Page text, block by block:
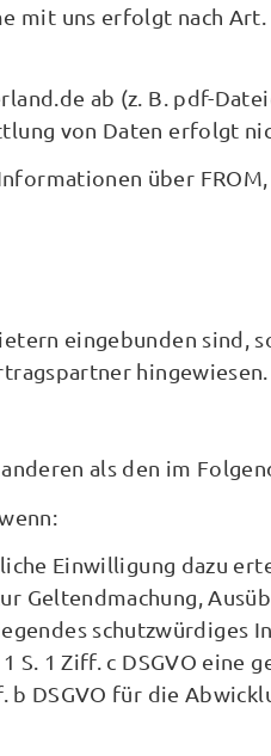
mit uns erfolgt nach
ab (z. B. pdf-
von Daten erfolgt
über
eingebunden sind,
hingewiesen.
als den im
Einwilligung dazu
Geltendmachung,
schutzwürdiges
S. 1 Ziff. c DSGVO eine
b DSGVO für die